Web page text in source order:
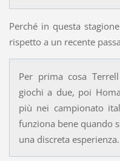
Perché in questa
rispetto a un recente
Per prima cosa
giochi a due, poi
più nei campionato
funziona bene quando
una discreta